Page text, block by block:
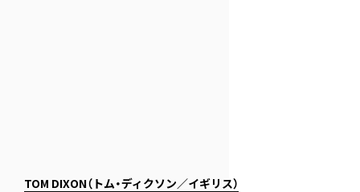
TOM DIXON（トム・ディクソン／イギリス）